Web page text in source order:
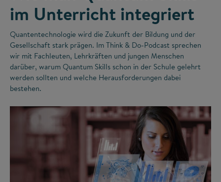
im Unterricht integriert
Quantentechnologie wird die Zukunft der Bildung und der
Gesellschaft stark prägen. Im Think & Do-Podcast sprechen
wir mit Fachleuten, Lehrkräften und jungen Menschen
darüber, warum Quantum Skills schon in der Schule gelehrt
werden sollten und welche Herausforderungen dabei
bestehen.